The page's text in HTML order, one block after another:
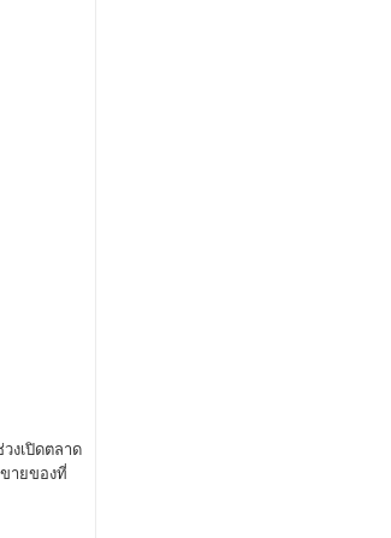
งเปิดตลาด
ายของที่